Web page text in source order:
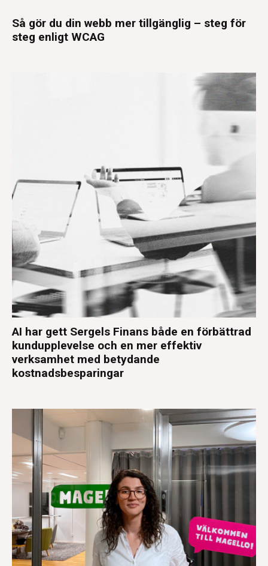
Så gör du din webb mer tillgänglig – steg för
steg enligt WCAG
AI har gett Sergels Finans både en förbättrad
kundupplevelse och en mer effektiv
verksamhet med betydande
kostnadsbesparingar